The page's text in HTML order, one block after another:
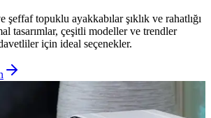
topuklu ayakkabılar şıklık ve rahatlığı
tasarımlar, çeşitli modeller ve trendler
için ideal seçenekler.